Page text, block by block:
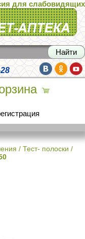
для слабовидящих
/ Тест- полоски /